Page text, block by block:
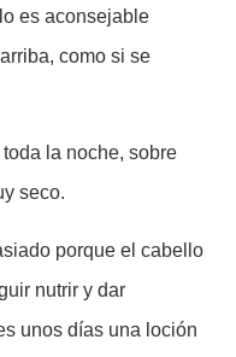
es aconsejable
como si se
la noche, sobre
seco.
porque el cabello
nutrir y dar
unos días una loción